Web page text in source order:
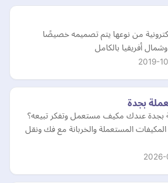
من نوعها يتم تصميمه خصيصًا
أفريقيا بالكامل
2019-
بجدة
بجدة عندك مكيف مستعمل وتفكر تبيعه؟
المستعملة والخربانة مع فك ونقل
2026-